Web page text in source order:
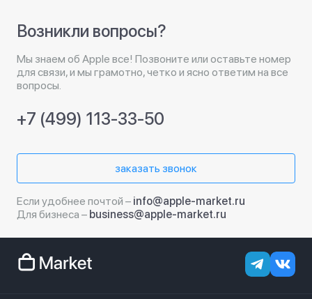
Возникли вопросы?
Мы знаем об Apple все! Позвоните или оставьте номер
для связи, и мы грамотно, четко и ясно ответим на все
вопросы.
+7 (499) 113-33-50
заказать звонок
Если удобнее почтой – info@apple-market.ru
Для бизнеса – business@apple-market.ru